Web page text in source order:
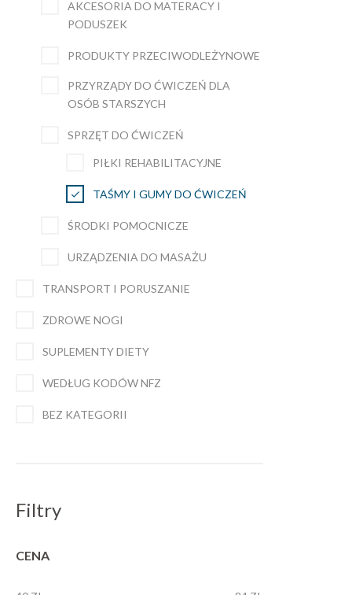
AKCESORIA DO MATERACY I
PODUSZEK
PRODUKTY PRZECIWODLEŻYNOWE
PRZYRZĄDY DO ĆWICZEŃ DLA
OSÓB STARSZYCH
SPRZĘT DO ĆWICZEŃ
PIŁKI REHABILITACYJNE
TAŚMY I GUMY DO ĆWICZEŃ
ŚRODKI POMOCNICZE
URZĄDZENIA DO MASAŻU
TRANSPORT I PORUSZANIE
ZDROWE NOGI
SUPLEMENTY DIETY
WEDŁUG KODÓW NFZ
BEZ KATEGORII
Filtry
CENA